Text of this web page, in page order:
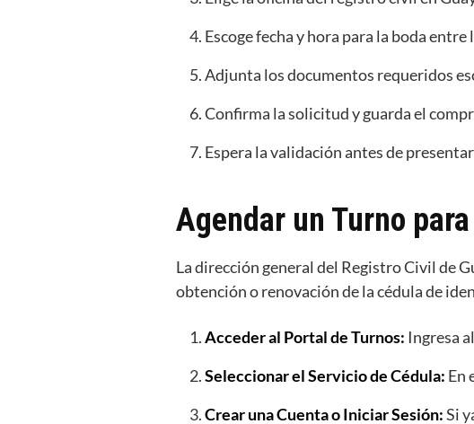
Escoge fecha y hora para la boda
Adjunta los documentos requeridos
Confirma la solicitud y guarda el
Espera la validación antes de
Agendar un Turno
La dirección general del Registro Civil de
obtención o renovación de la cédula de
Acceder al Portal de Turnos: Ingresa
Seleccionar el Servicio de Cédula: En
Crear una Cuenta o Iniciar Sesión:Si